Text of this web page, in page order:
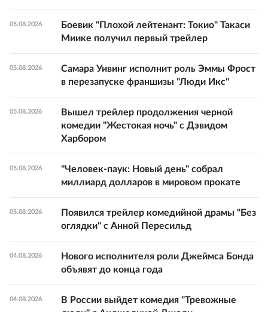
05.08.2026
Боевик "Плохой лейтенант: Токио" Такаси
Миике получил первый трейлер
05.08.2026
Самара Уивинг исполнит роль Эммы Фрост
в перезапуске франшизы "Люди Икс"
05.08.2026
Вышел трейлер продолжения черной
комедии "Жестокая ночь" с Дэвидом
Харбором
05.08.2026
"Человек-паук: Новый день" собрал
миллиард долларов в мировом прокате
05.08.2026
Появился трейлер комедийной драмы "Без
оглядки" с Анной Пересильд
04.08.2026
Нового исполнителя роли Джеймса Бонда
объявят до конца года
04.08.2026
В России выйдет комедия "Тревожные